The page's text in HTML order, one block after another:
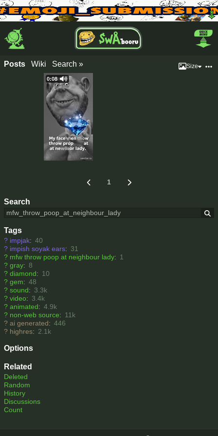
Search
Tags
? impjak: 40
? impish soyak ears: 31
? mfw throw poop at neighbour lady: 1
? gray: 8
? diamond: 10
? gem: 48
? sound: 3.3k
? video: 3.4k
? animated: 4.9k
? non-web source: 11k
? ai generated: 446
? highres: 2.1k
Options
Related
Deleted
Random
History
Discussions
Count
Posts Wiki Search » Size
0:08
1